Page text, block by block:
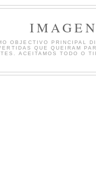
OBJECTIVO PRINCIPAL
QUE QUEIRAM
ACEITAMOS TODO O